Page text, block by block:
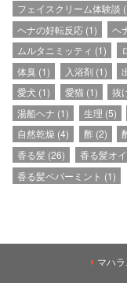
フェイスクリーム体験談
ヘナの好転反応 (1) ヘ
ムルタニミッティ (1)
体臭 (1) 入浴剤(1)
愛犬 (1) 愛猫(1) 抜
湯船ヘナ (1) 生理 (5)
自然乾燥 (4) 酢(2)
香る髪 (26) 香る髪オ
香る髪ペパーミント (1)
マハ